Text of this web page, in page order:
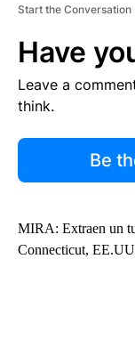
Start the Conversation
Have
Leave a
think.
Be
MIRA: Extraen un
Connecticut,